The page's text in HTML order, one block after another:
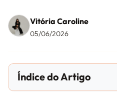
Vitória Caroline
05/06/2026
Índice do Artigo